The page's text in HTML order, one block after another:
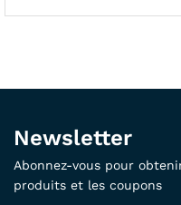
Newsletter
Abonnez-vous pour
produits et les coupons